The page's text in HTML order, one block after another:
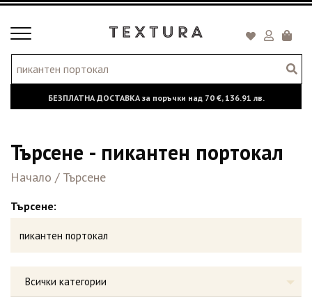
Toggle
БЕЗПЛАТНА ДОСТАВКА за поръчки над 70 €,136.91 лв.
Търсене - пикантен портокал
Начало / Търсене
Търсене:
Всички категории